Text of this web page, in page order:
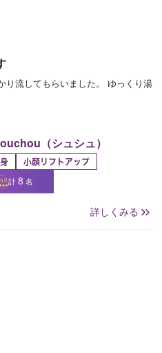
り流してもらいました。 ゆっくり湯
（シュシュ）
小顔リフトアップ
計 8 名
詳しくみる